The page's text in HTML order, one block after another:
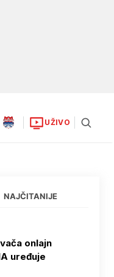
UŽIVO
NAJČITANIJE
onlajn
uređuje